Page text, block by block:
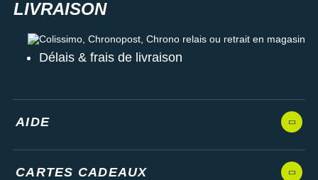
Colissimo, Chronopost, Chrono relais ou retrait en magasin
Délais & frais de livraison
AIDE
CARTES CADEAUX